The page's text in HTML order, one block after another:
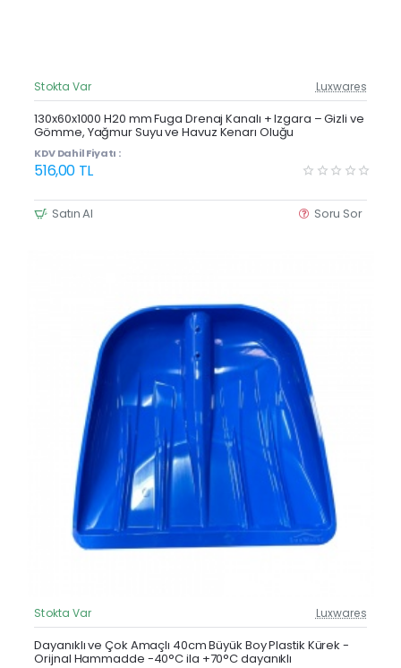
Güncel Fiyat
Yeni Ürün
Stokta Var Luxwares
130x60x1000 H20 mm Fuga Drenaj Kanalı + Izgara – Gizli ve
Gömme, Yağmur Suyu ve Havuz Kenarı Oluğu
KDV Dahil Fiyatı :
516,00 TL
Satın Al Soru Sor
Güncel Fiyat
Yeni Ürün
Stokta Var Luxwares
Dayanıklı ve Çok Amaçlı 40cm Büyük Boy Plastik Kürek -
Orijnal Hammadde -40°C ila +70°C dayanıklı